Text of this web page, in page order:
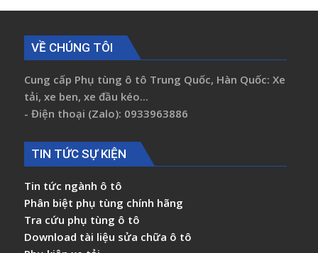
VỀ CHÚNG TÔI
Cung cấp Phụ tùng ô tô Trung Quốc, Hàn Quốc: Xe
tải, xe ben, xe đầu kéo...
- Điện thoại (Zalo): 0933963886
TIN TỨC SỰ KIỆN
Tin tức ngành ô tô
Phân biệt phụ tùng chính hãng
Tra cứu phụ tùng ô tô
Download tài liệu sửa chữa ô tô